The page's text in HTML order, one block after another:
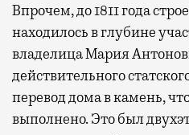
Впрочем, до 1811 года
находилось в глубине
владелица Мария
действительного
перевод дома в камень,
выполнено. Это был